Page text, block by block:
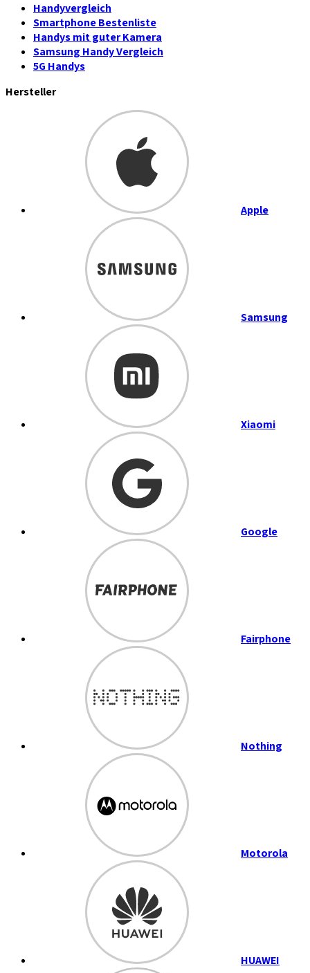
Handyvergleich
Smartphone Bestenliste
Handys mit guter Kamera
Samsung Handy Vergleich
5G Handys
Hersteller
Apple
Samsung
Xiaomi
Google
Fairphone
Nothing
Motorola
HUAWEI